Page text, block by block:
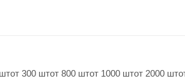
от 300 штот 800 штот 1000 штот 2000 шт